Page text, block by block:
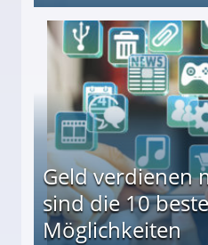
↻ Täglich neue Produkttests
Geld verdienen
sind die 10
Möglichkeiten